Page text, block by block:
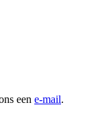
een e-mail.